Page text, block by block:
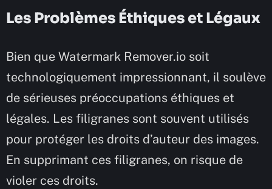
Les Problèmes Éthiques et Légaux
Bien que Watermark Remover.io soit
technologiquement impressionnant, il soulève
de sérieuses préoccupations éthiques et
légales. Les filigranes sont souvent utilisés
pour protéger les droits d’auteur des images.
En supprimant ces filigranes, on risque de
violer ces droits.